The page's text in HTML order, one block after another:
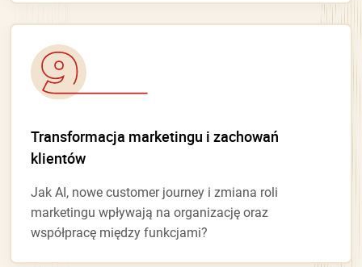
Transformacja marketingu i zachowań
klientów
Jak AI, nowe customer journey i zmiana roli
marketingu wpływają na organizację oraz
współpracę między funkcjami?